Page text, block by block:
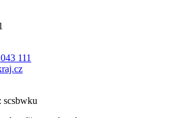
111
scsbwku